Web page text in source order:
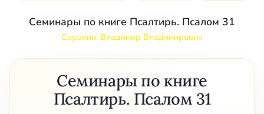
Семинары по книге Псалтирь. Псалом 31
Сорокин, Владимир Владимирович
Семинары по книге
Псалтирь. Псалом 31